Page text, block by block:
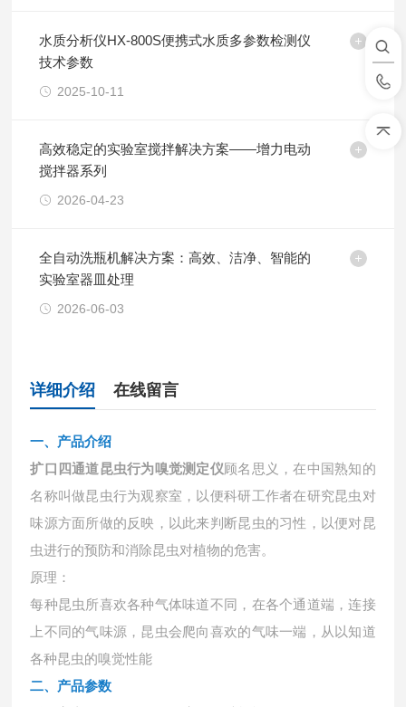
水质分析仪HX-800S便携式水质多参数检测仪
技术参数
2025-10-11
高效稳定的实验室搅拌解决方案——增力电动
搅拌器系列
2026-04-23
全自动洗瓶机解决方案：高效、洁净、智能的
实验室器皿处理
2026-06-03
详细介绍 在线留言
一、产品介绍
扩口四通道昆虫行为嗅觉测定仪 顾名思义，在中国熟知的
名称叫做昆虫行为观察室，以便科研工作者在研究昆虫对
味源方面所做的反映，以此来判断昆虫的习性，以便对昆
虫进行的预防和消除昆虫对植物的危害。
原理：
每种昆虫所喜欢各种气体味道不同，在各个通道端，连接
上不同的气味源，昆虫会爬向喜欢的气味一端，从以知道
各种昆虫的嗅觉性能
二、产品参数